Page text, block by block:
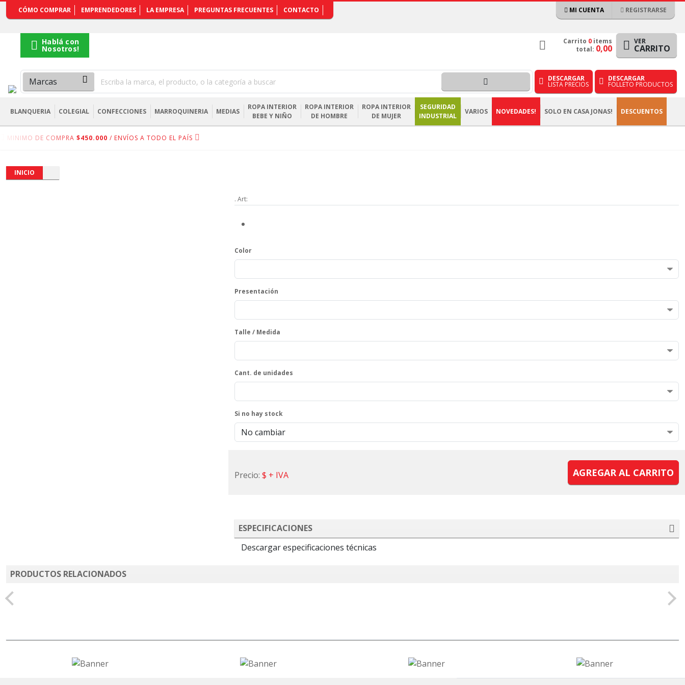
CÓMO COMPRAR EMPRENDEDORES LA EMPRESA PREGUNTAS FRECUENTES CONTACTO MI CUENTA REGISTRARSE
BLANQUERIA COLEGIAL CONFECCIONES MARROQUINERIA MEDIAS
ROPA INTERIOR
BEBE Y NIÑO
ROPA INTERIOR
DE HOMBRE
ROPA INTERIOR
DE MUJER
SEGURIDAD
INDUSTRIAL
VARIOS NOVEDADES! SOLO EN CASA JONAS! DESCUENTOS
REGISTRARSE
Hablá con
Nosotros!
Carrito 0 items
total: 0,00
VER
CARRITO
DESCARGAR
LISTA PRECIOS
DESCARGAR
FOLLETO PRODUCTOS
MINIMO DE COMPRA $450.000 / ENVÍOS A TODO EL PAÍS
INICIO
. Art:
Color
Presentación
Talle / Medida
Cant. de unidades
Si no hay stock
Precio: $ + IVA AGREGAR AL CARRITO
ESPECIFICACIONES
Descargar especificaciones técnicas
PRODUCTOS RELACIONADOS